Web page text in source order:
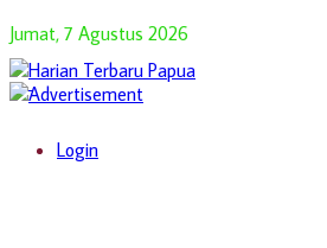
Jumat, 7 Agustus 2026
Login